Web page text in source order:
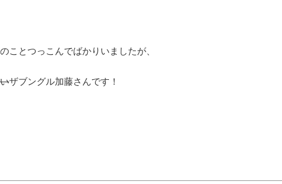
ことつっこんでばかりいましたが、
ザブングル加藤さんです！